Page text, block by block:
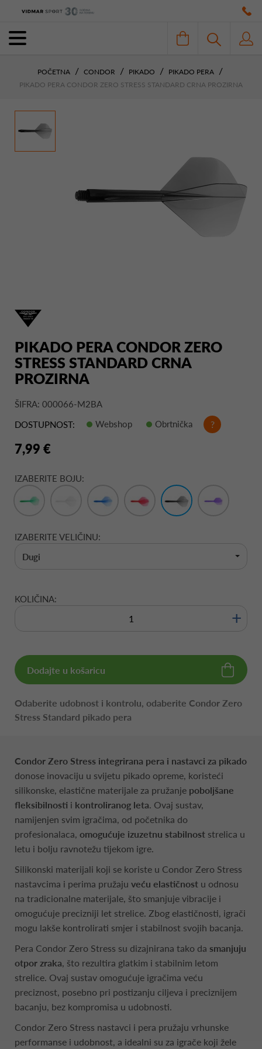
POČETNA CONDOR PIKADO
PIKADO PERA
PIKADO PERA CONDOR ZERO STRESS STANDARD CRNA PROZIRNA
PIKADO PERA CONDOR ZERO
STRESS STANDARD CRNA
PROZIRNA
ŠIFRA: 000066-M2BA
DOSTUPNOST:
Webshop Obrtnička ?
7,99 €
IZABERITE BOJU:
IZABERITE VELIČINU:
Dugi
KOLIČINA:
+
Dodajte u košaricu
Odaberite udobnost i kontrolu, odaberite Condor Zero
Stress Standard pikado pera
Condor Zero Stress integrirana pera i nastavci za pikado
donose inovaciju u svijetu pikado opreme, koristeći
silikonske, elastične materijale za pružanje poboljšane
fleksibilnosti i kontroliranog leta. Ovaj sustav,
namijenjen svim igračima, od početnika do
profesionalaca, omogućuje izuzetnu stabilnost strelica u
letu i bolju ravnotežu tijekom igre.
Silikonski materijali koji se koriste u Condor Zero Stress
nastavcima i perima pružaju veću elastičnost u odnosu
na tradicionalne materijale, što smanjuje vibracije i
omogućuje precizniji let strelice. Zbog elastičnosti, igrači
mogu lakše kontrolirati smjer i stabilnost svojih bacanja.
Pera Condor Zero Stress su dizajnirana tako da smanjuju
otpor zraka, što rezultira glatkim i stabilnim letom
strelice. Ovaj sustav omogućuje igračima veću
preciznost, posebno pri postizanju ciljeva i preciznijem
bacanju, bez kompromisa u udobnosti.
Condor Zero Stress nastavci i pera pružaju vrhunske
performanse i udobnost, a idealni su za igrače koji žele